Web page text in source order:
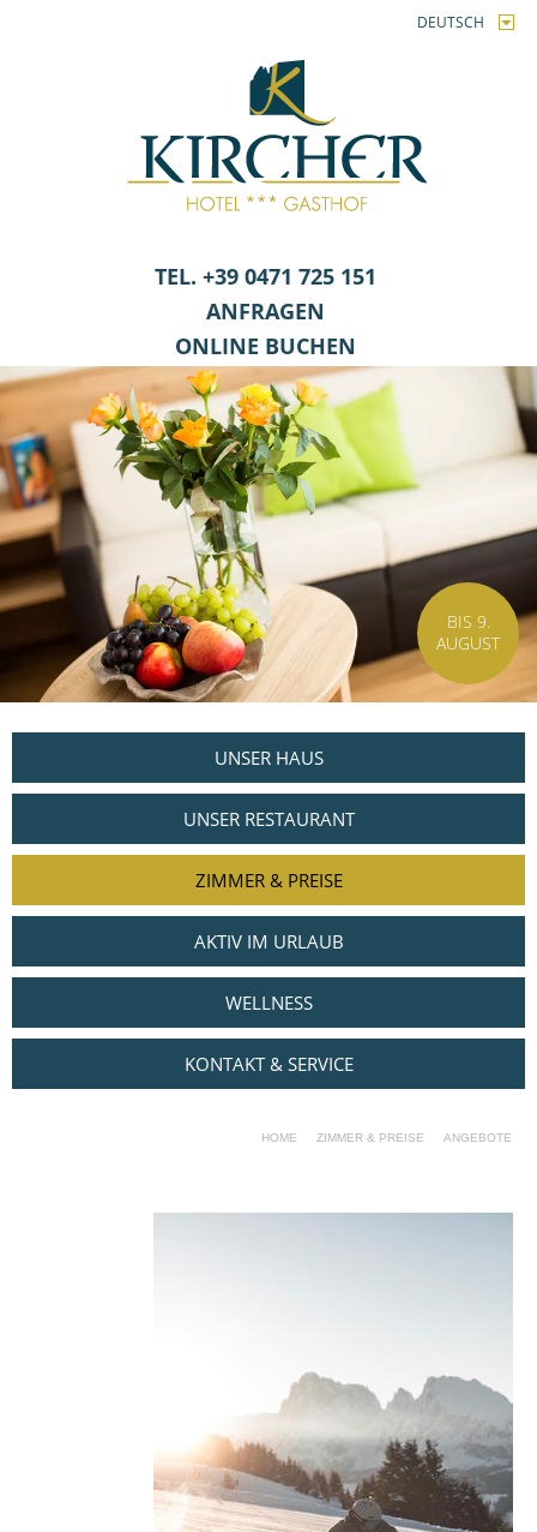
DEUTSCH
TEL. +39 0471 725 151
ANFRAGEN
ONLINE BUCHEN
BIS 9.
AUGUST
UNSER HAUS
UNSER RESTAURANT
ZIMMER & PREISE
AKTIV IM URLAUB
WELLNESS
KONTAKT & SERVICE
HOME ZIMMER & PREISE ANGEBOTE